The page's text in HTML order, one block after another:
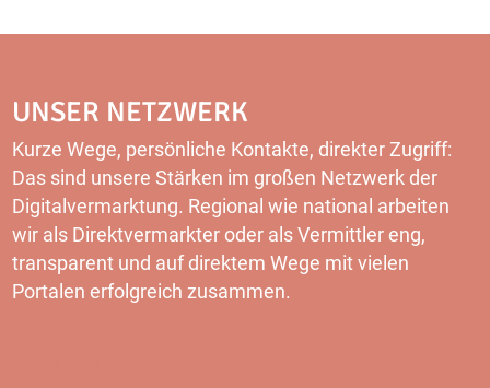
UNSER NETZWERK
Kurze Wege, persönliche Kontakte, direkter Zugriff:
Das sind unsere Stärken im großen Netzwerk der
Digitalvermarktung. Regional wie national arbeiten
wir als Direktvermarkter oder als Vermittler eng,
transparent und auf direktem Wege mit vielen
Portalen erfolgreich zusammen.